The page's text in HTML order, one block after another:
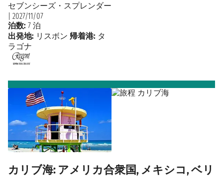
セブンシーズ・スプレンダー
2027/11/07
泊数: 7 泊
出発地: リスボン 帰着港: タ
ラゴナ
カリブ海: アメリカ合衆国, メキシコ, ベリ